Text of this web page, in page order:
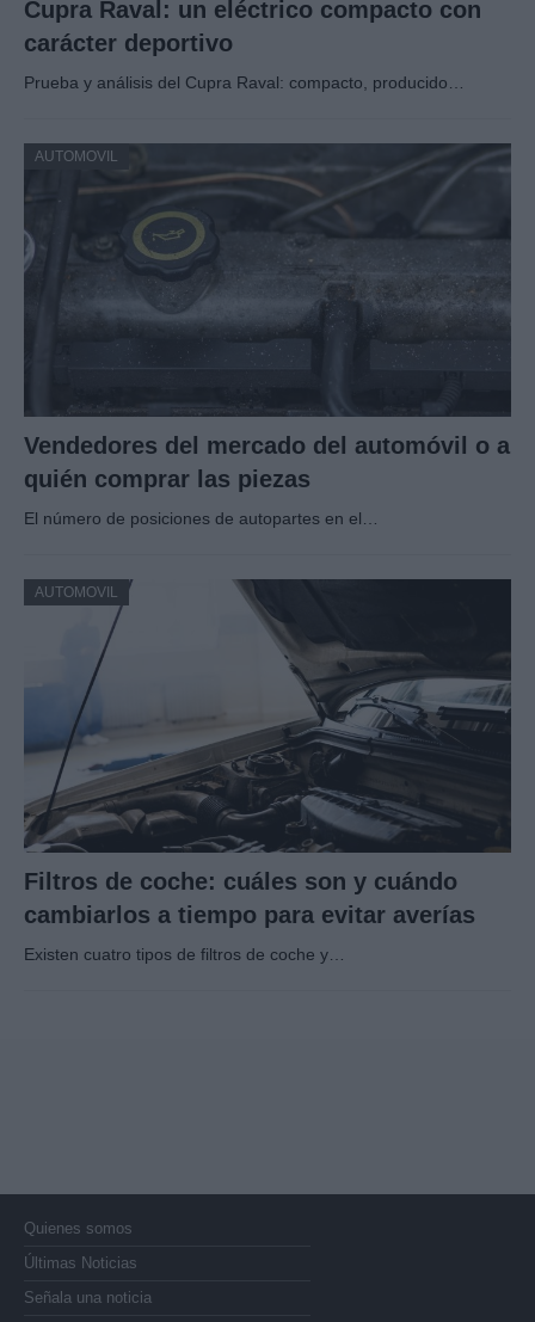
Cupra Raval: un eléctrico compacto con
carácter deportivo
Prueba y análisis del Cupra Raval: compacto, producido…
AUTOMOVIL
Vendedores del mercado del automóvil o a
quién comprar las piezas
El número de posiciones de autopartes en el…
AUTOMOVIL
Filtros de coche: cuáles son y cuándo
cambiarlos a tiempo para evitar averías
Existen cuatro tipos de filtros de coche y…
Quienes somos
Últimas Noticias
Señala una noticia